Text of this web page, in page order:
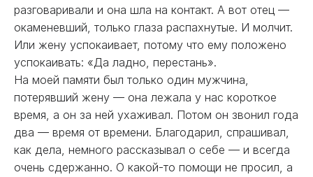
разговаривали и она шла на контакт. А вот отец —
окаменевший, только глаза распахнутые. И молчит.
Или жену успокаивает, потому что ему положено
успокаивать: «Да ладно, перестань».
На моей памяти был только один мужчина,
потерявший жену — она лежала у нас короткое
время, а он за ней ухаживал. Потом он звонил года
два — время от времени. Благодарил, спрашивал,
как дела, немного рассказывал о себе — и всегда
очень сдержанно. О какой-то помощи не просил, а